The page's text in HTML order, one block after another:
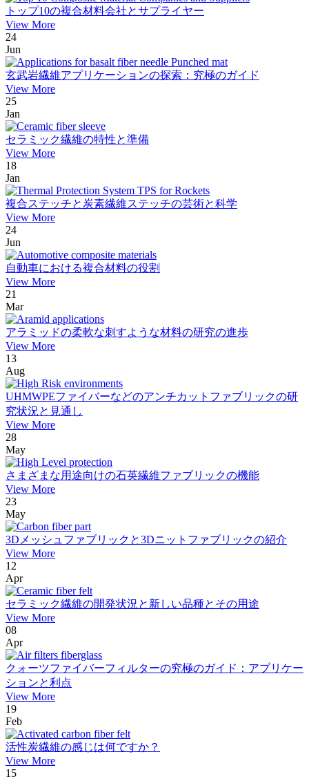
トップ10の複合材料会社とサプライヤー
View More
24
Jun
玄武岩繊維アプリケーションの探索：究極のガイド
View More
25
Jan
セラミック繊維の特性と準備
View More
18
Jan
複合ステッチと炭素繊維ステッチの芸術と科学
View More
24
Jun
自動車における複合材料の役割
View More
21
Mar
アラミッドの柔軟な刺すような材料の研究の進歩
View More
13
Aug
UHMWPEファイバーなどのアンチカットファブリックの研
究状況と見通し
View More
28
May
さまざまな用途向けの石英繊維ファブリックの機能
View More
23
May
3Dメッシュファブリックと3Dニットファブリックの紹介
View More
12
Apr
セラミック繊維の開発状況と新しい品種とその用途
View More
08
Apr
クォーツファイバーフィルターの究極のガイド：アプリケー
ションと利点
View More
19
Feb
活性炭繊維の感じは何ですか？
View More
15